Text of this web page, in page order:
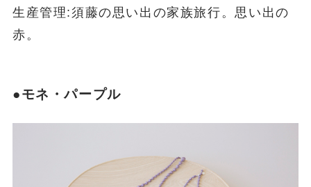
生産管理:須藤の思い出の家族旅行。思い出の
赤。
●モネ・パープル